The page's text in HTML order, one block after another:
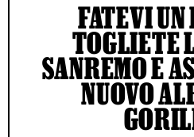
FATEVI UN
TOGLIETE
SANREMO E
NUOVO